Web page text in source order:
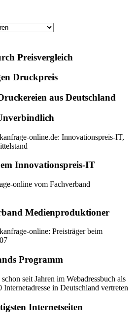
Preisvergleich
Druckpreis
aus Deutschland
Innovationspreis-IT
Medienproduktioner
Programm
Internetseiten